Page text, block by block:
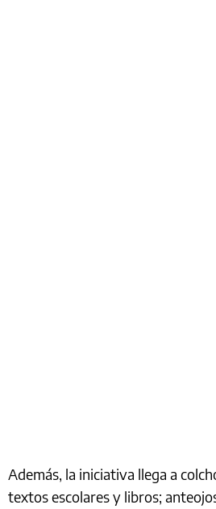
Además, la iniciativa llega a
textos escolares y libros;